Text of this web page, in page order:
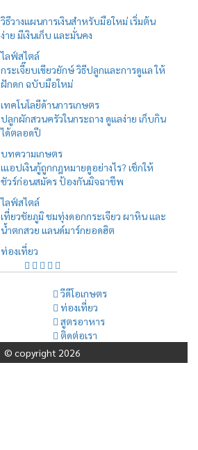
วิธีวางแผนการเงินสำหรับมือใหม่ เริ่มต้น
ง่าย มีเงินเก็บ และมั่นคง
ไลฟ์สไตล์
กระเจี๊ยบเขียวยักษ์ วิธีปลูกและการดูแล ให้
ฝักดก ฉบับมือใหม่
เทคโนโลยีด้านการเกษตร
ปลูกผักสวนครัวในกระถาง ดูแลง่าย เก็บกิน
ได้ตลอดปี
บทความเกษตร
เแอปเงินกู้ถูกกฎหมายดูอย่างไร? เช็กให้
ชัวร์ก่อนสมัคร ป้องกันมิจฉาชีพ
ไลฟ์สไตล์
เที่ยวชัยภูมิ ชมทุ่งดอกกระเจียว ผาหิน และ
น้ำตกสวย แลนด์มาร์กยอดฮิต
ท่องเที่ยว
วีดีโอเกษตร
ท่องเที่ยว
สูตรอาหาร
ติดต่อเรา
© copyright 2026